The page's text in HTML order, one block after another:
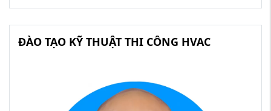
ĐÀO TẠO KỸ THUẬT THI CÔNG HVAC